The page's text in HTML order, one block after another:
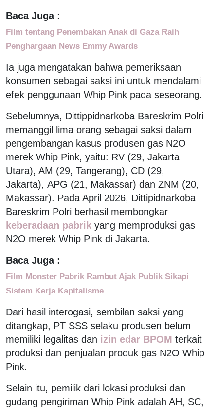
Baca Juga :
Film tentang Penembakan Anak di Gaza Raih
Penghargaan News Emmy Awards
Ia juga mengatakan bahwa pemeriksaan
konsumen sebagai saksi ini untuk mendalami
efek penggunaan Whip Pink pada seseorang.
Sebelumnya, Dittippidnarkoba Bareskrim Polri
memanggil lima orang sebagai saksi dalam
pengembangan kasus produsen gas N2O
merek Whip Pink, yaitu: RV (29, Jakarta
Utara), AM (29, Tangerang), CD (29,
Jakarta), APG (21, Makassar) dan ZNM (20,
Makassar). Pada April 2026, Dittipidnarkoba
Bareskrim Polri berhasil membongkar
keberadaan pabrik yang memproduksi gas
N2O merek Whip Pink di Jakarta.
Baca Juga :
Film Monster Pabrik Rambut Ajak Publik Sikapi
Sistem Kerja Kapitalisme
Dari hasil interogasi, sembilan saksi yang
ditangkap, PT SSS selaku produsen belum
memiliki legalitas dan izin edar BPOM terkait
produksi dan penjualan produk gas N2O Whip
Pink.
Selain itu, pemilik dari lokasi produksi dan
gudang pengiriman Whip Pink adalah AH, SC,